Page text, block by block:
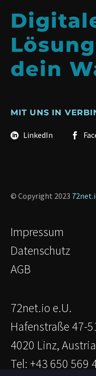
dein
MIT UNS IN
LinkedIn
© Copyright 2023
Impressum
Datenschutz
AGB
72net.io e.U.
Hafenstraße 47-
4020 Linz, Austria
Tel: +43 650 569